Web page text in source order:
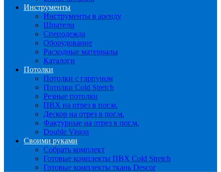
Инструменты
Инструменты в аренду
Шпатели
Спецодежда
Оборудование
Расходные материалы
Каталоги
Потолки
Потолки с гарпуном
Потолки Cold Stretch
Резные потолки
ПВХ на отрез в пог.м.
Дескор на отрез в пог.м.
Фактурные на отрез в пог.м.
Double Vision
Своими руками
Собрать комплект
Готовые комплекты ПВХ Cold Stretch
Готовые комплекты ткань Descor